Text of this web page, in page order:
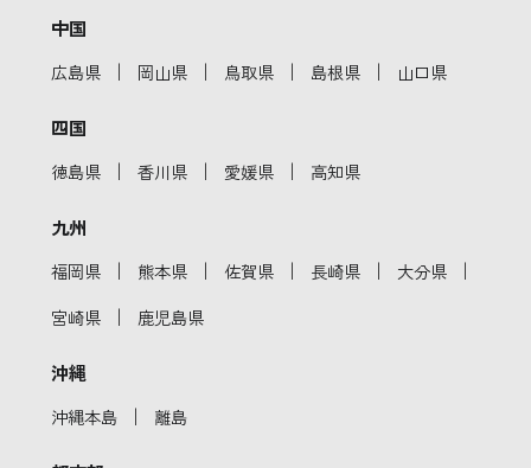
中国
広島県 ｜ 岡山県 ｜ 鳥取県 ｜ 島根県 ｜ 山口県
四国
徳島県 ｜ 香川県 ｜ 愛媛県 ｜ 高知県
九州
福岡県 ｜ 熊本県 ｜ 佐賀県 ｜ 長崎県 ｜ 大分県 ｜
宮崎県 ｜ 鹿児島県
沖縄
沖縄本島 ｜ 離島